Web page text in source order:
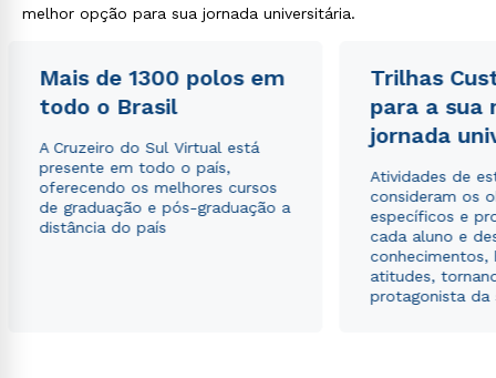
melhor opção para sua jornada universitária.
Mais de 1300 polos em
todo o Brasil
A Cruzeiro do Sul Virtual está
presente em todo o país,
oferecendo os melhores cursos
de graduação e pós-graduação a
distância do país
Trilhas
para a sua
jornada
Atividades de
consideram os
específicos e
cada aluno e
conhecimentos,
atitudes,
protagonista da